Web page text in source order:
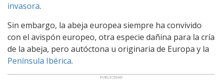
invasora.
Sin embargo, la abeja europea siempre ha convivido
con el avispón europeo, otra especie dañina para la cría
de la abeja, pero autóctona u originaria de Europa y la
Península Ibérica.